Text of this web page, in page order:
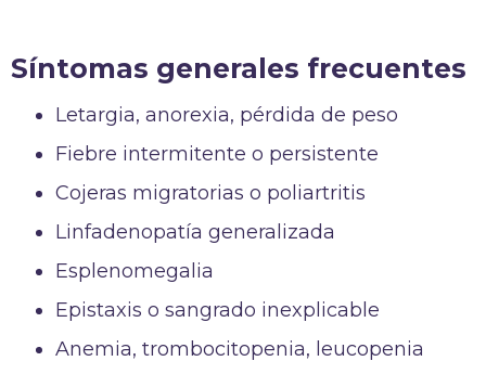
Síntomas generales frecuentes
Letargia, anorexia, pérdida de peso
Fiebre intermitente o persistente
Cojeras migratorias o poliartritis
Linfadenopatía generalizada
Esplenomegalia
Epistaxis o sangrado inexplicable
Anemia, trombocitopenia, leucopenia